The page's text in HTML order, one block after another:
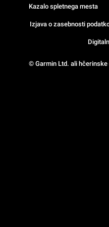
© Garmin Ltd. ali
Kazalo spletnega mesta
Izjava o zasebnosti